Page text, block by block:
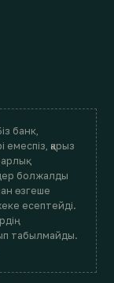
банк,
қарыз
болжалды
өзгеше
есептейді.
табылмайды.